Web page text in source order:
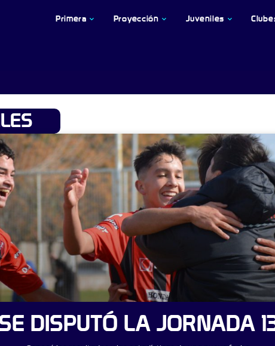
Primera Proyección Juveniles
DISPUTÓ LA JORNADA